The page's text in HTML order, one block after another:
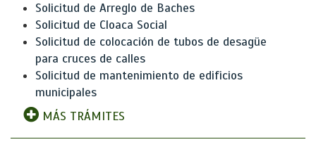
Solicitud de Arreglo de Baches
Solicitud de Cloaca Social
Solicitud de colocación de tubos de desagüe
para cruces de calles
Solicitud de mantenimiento de edificios
municipales
MÁS TRÁMITES